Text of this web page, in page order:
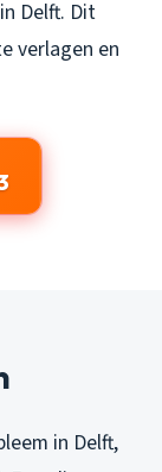
Delft. Dit
verlagen en
in Delft,